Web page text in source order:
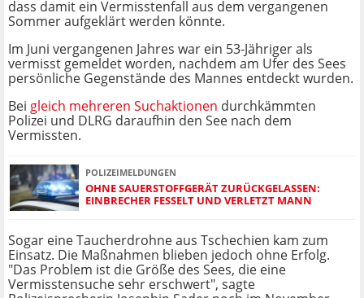
dass damit ein Vermisstenfall aus dem vergangenen
Sommer aufgeklärt werden könnte.
Im Juni vergangenen Jahres war ein 53-Jähriger als
vermisst gemeldet worden, nachdem am Ufer des Sees
persönliche Gegenstände des Mannes entdeckt wurden.
Bei gleich mehreren Suchaktionen durchkämmten
Polizei und DLRG daraufhin den See nach dem
Vermissten.
POLIZEIMELDUNGEN
OHNE SAUERSTOFFGERÄT ZURÜCKGELASSEN:
EINBRECHER FESSELT UND VERLETZT MANN
Sogar eine Taucherdrohne aus Tschechien kam zum
Einsatz. Die Maßnahmen blieben jedoch ohne Erfolg.
"Das Problem ist die Größe des Sees, die eine
Vermisstensuche sehr erschwert", sagte